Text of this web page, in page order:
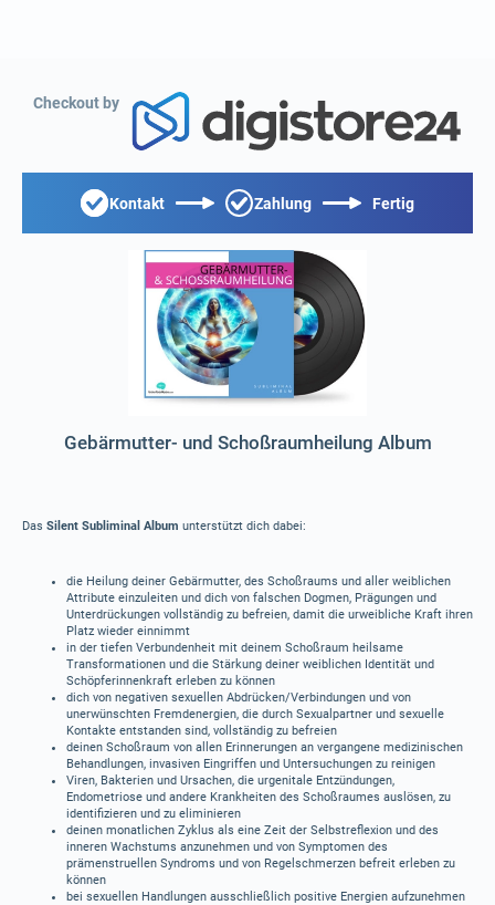
Checkout by
Kontakt Zahlung Fertig
Gebärmutter- und Schoßraumheilung Album
Das Silent Subliminal Album unterstützt dich dabei:
die Heilung deiner Gebärmutter, des Schoßraums und aller weiblichen
Attribute einzuleiten und dich von falschen Dogmen, Prägungen und
Unterdrückungen vollständig zu befreien, damit die urweibliche Kraft ihren
Platz wieder einnimmt
in der tiefen Verbundenheit mit deinem Schoßraum heilsame
Transformationen und die Stärkung deiner weiblichen Identität und
Schöpferinnenkraft erleben zu können
dich von negativen sexuellen Abdrücken/Verbindungen und von
unerwünschten Fremdenergien, die durch Sexualpartner und sexuelle
Kontakte entstanden sind, vollständig zu befreien
deinen Schoßraum von allen Erinnerungen an vergangene medizinischen
Behandlungen, invasiven Eingriffen und Untersuchungen zu reinigen
Viren, Bakterien und Ursachen, die urgenitale Entzündungen,
Endometriose und andere Krankheiten des Schoßraumes auslösen, zu
identifizieren und zu eliminieren
deinen monatlichen Zyklus als eine Zeit der Selbstreflexion und des
inneren Wachstums anzunehmen und von Symptomen des
prämenstruellen Syndroms und von Regelschmerzen befreit erleben zu
können
bei sexuellen Handlungen ausschließlich positive Energien aufzunehmen